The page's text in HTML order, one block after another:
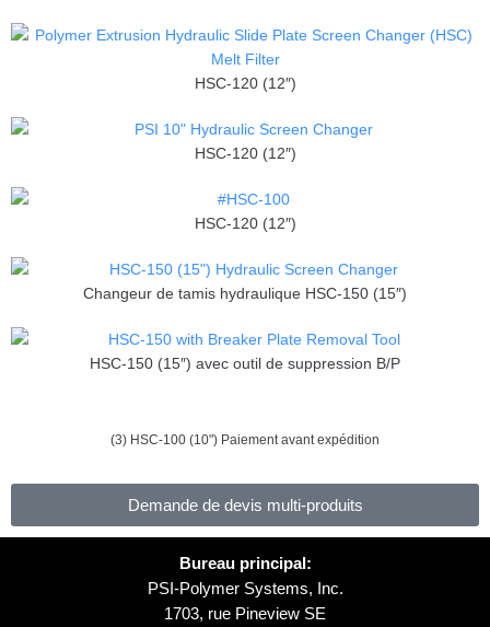
HSC-120 (12″)
HSC-120 (12″)
HSC-120 (12″)
Changeur de tamis hydraulique HSC-150 (15″)
HSC-150 (15″) avec outil de suppression B/P
(3) HSC-100 (10") Paiement avant expédition
Demande de devis multi-produits
Bureau principal:
PSI-Polymer Systems, Inc.
1703, rue Pineview SE